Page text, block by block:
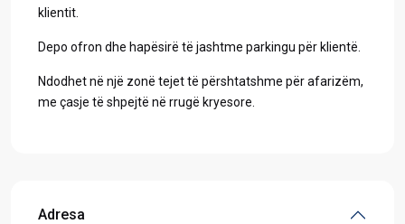
klientit.
Depo ofron dhe hapësirë të jashtme parkingu për klientë.
Ndodhet në një zonë tejet të përshtatshme për afarizëm,
me çasje të shpejtë në rrugë kryesore.
Adresa